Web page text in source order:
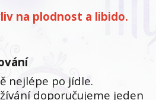
na plodnost a libido.
nejlépe po jídle.
doporučujeme jeden